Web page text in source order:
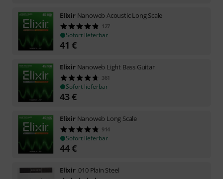
Elixir Nanoweb Acoustic Long Scale
127
Sofort lieferbar
41 €
Elixir Nanoweb Light Bass Guitar
361
Sofort lieferbar
43€
Elixir Nanoweb Long Scale
914
Sofort lieferbar
44€
Elixir .010 Plain Steel